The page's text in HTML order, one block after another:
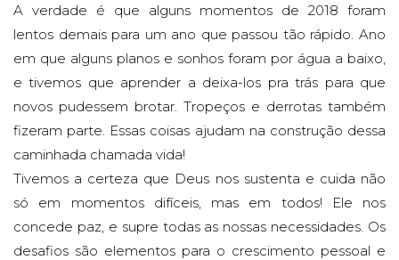
A verdade é que alguns momentos de 2018 foram
lentos demais para um ano que passou tão rápido. Ano
em que alguns planos e sonhos foram por água a baixo,
e tivemos que aprender a deixa-los pra trás para que
novos pudessem brotar. Tropeços e derrotas também
fizeram parte. Essas coisas ajudam na construção dessa
caminhada chamada vida!
Tivemos a certeza que Deus nos sustenta e cuida não
só em momentos difíceis, mas em todos! Ele nos
concede paz, e supre todas as nossas necessidades. Os
desafios são elementos para o crescimento pessoal e